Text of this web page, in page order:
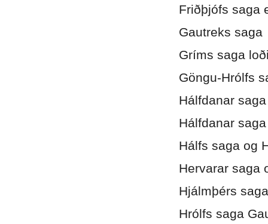
Friðþjófs saga
Gautreks saga
Gríms saga
Göngu-Hrólfs
Hálfdanar
Hálfdanar
Hálfs saga og
Hervarar saga
Hjálmþérs
Hrólfs saga